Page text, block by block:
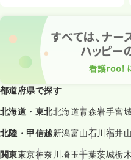
都道府県で探す
北海道・東北北海道青森岩手宮
北陸・甲信越新潟富山石川福井
関東東京神奈川埼玉千葉茨城栃